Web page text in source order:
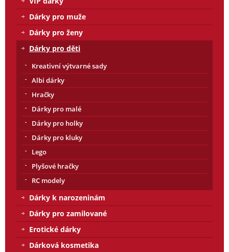
Dárky pro muže
Dárky pro ženy
Dárky pro děti
Kreativní výtvarné sady
Albi dárky
Hračky
Dárky pro malé
Dárky pro holky
Dárky pro kluky
Lego
Plyšové hračky
RC modely
Dárky k narozeninám
Dárky pro zamilované
Erotické dárky
Dárková kosmetika